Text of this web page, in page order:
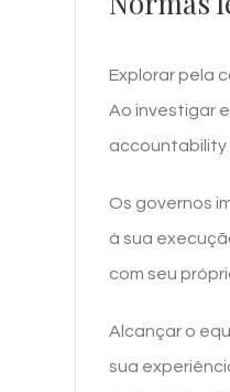
Explorar pela
Ao investigar
accountability
Os governos
à sua
com seu
Alcançar o
sua